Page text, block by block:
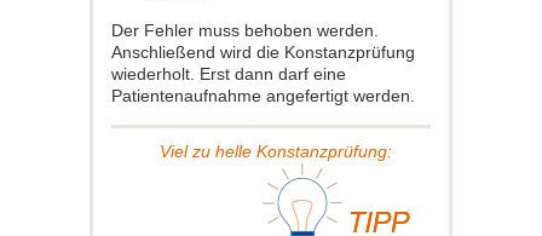
Der Fehler muss behoben werden.
Anschließend wird die Konstanzprüfung
wiederholt. Erst dann darf eine
Patientenaufnahme angefertigt werden.
Viel zu helle Konstanzprüfung: